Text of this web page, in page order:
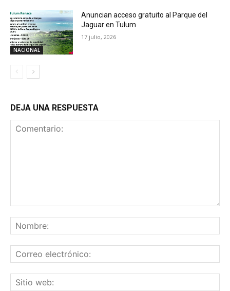
NACIONAL
Anuncian acceso gratuito al Parque del
Jaguar en Tulum
17 julio, 2026
DEJA UNA RESPUESTA